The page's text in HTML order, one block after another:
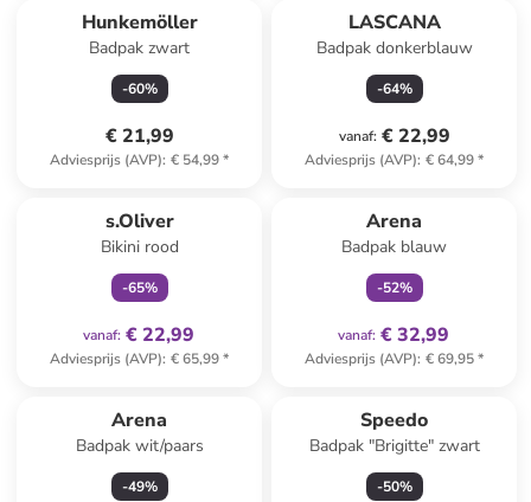
Hunkemöller
Badpak zwart
-60%
€ 21,99
Adviesprijs (AVP): € 54,99*
LASCANA
Badpak donkerblauw
-64%
vanaf: € 22,99
Adviesprijs (AVP): € 64,99*
s.Oliver
Bikini rood
-65%
vanaf: € 22,99
Adviesprijs (AVP): € 65,99*
Arena
Badpak blauw
-52%
vanaf: € 32,99
Adviesprijs (AVP): € 69,95*
Arena
Badpak wit/paars
-49%
Speedo
Badpak "Brigitte" zwart
-50%